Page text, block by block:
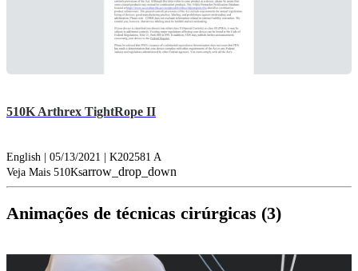
510K Arthrex TightRope II
English | 05/13/2021 | K202581 A
Veja Mais 510Ksarrow_drop_down
Animações de técnicas cirúrgicas (3)